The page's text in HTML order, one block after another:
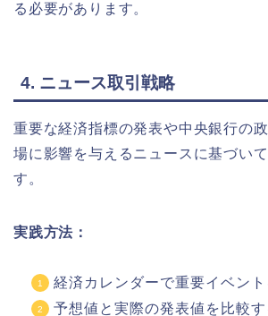
る必要があります。
4. ニュース取引戦略
重要な経済指標の発表や中央銀行の
場に影響を与えるニュースに基づい
す。
実践方法：
経済カレンダーで重要イベン
予想値と実際の発表値を比較す